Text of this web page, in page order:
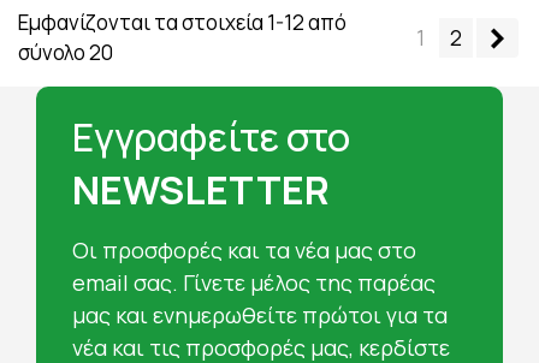
Εμφανίζονται τα στοιχεία 1-12 από
σύνολο 20
1 2
Εγγραφείτε στο
NEWSLETTER
Oι προσφορές και τα νέα μας στο
email σας. Γίνετε μέλος της παρέας
μας και ενημερωθείτε πρώτοι για τα
νέα και τις προσφορές μας, κερδίστε